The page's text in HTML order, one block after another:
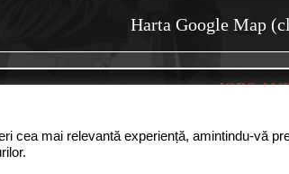
Harta Google Map
JOBS
cea mai relevantă experiență, amintindu-vă